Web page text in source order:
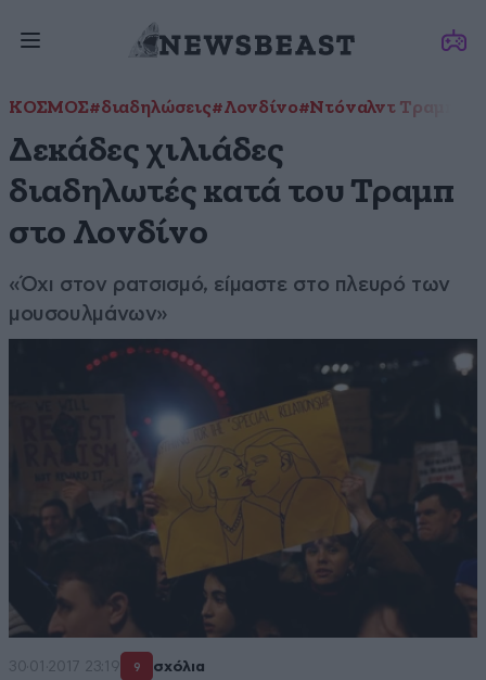
ΚΟΣΜΟΣ#διαδηλώσεις#Λονδίνο#Ντόναλντ Τραμπ
Δεκάδες χιλιάδες
διαδηλωτές κατά του Τραμπ
στο Λονδίνο
«Όχι στον ρατσισμό, είμαστε στο πλευρό των
μουσουλμάνων»
30·01·2017 23:19 9 σχόλια